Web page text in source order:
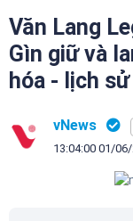
Văn Lang
Gìn giữ và
hóa - lịch
vNews
13:04:00 01/